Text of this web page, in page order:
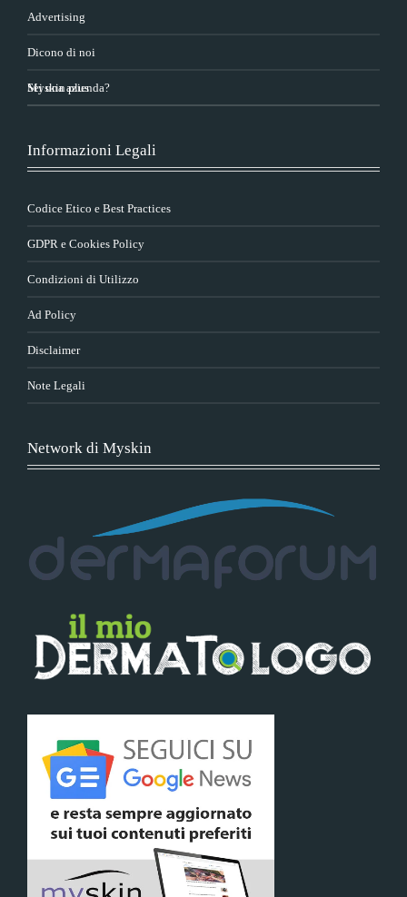
Advertising
Dicono di noi
Sei una azienda?
Myskin plus
Informazioni Legali
Codice Etico e Best Practices
GDPR e Cookies Policy
Condizioni di Utilizzo
Ad Policy
Disclaimer
Note Legali
Network di Myskin